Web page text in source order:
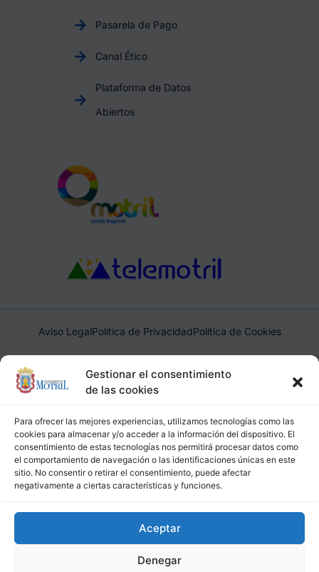
Gestionar el consentimiento
de las cookies
Para ofrecer las mejores experiencias, utilizamos tecnologías como las
cookies para almacenar y/o acceder a la información del dispositivo. El
consentimiento de estas tecnologías nos permitirá procesar datos como
el comportamiento de navegación o las identificaciones únicas en este
sitio. No consentir o retirar el consentimiento, puede afectar
negativamente a ciertas características y funciones.
Aceptar
Denegar
Pasarela de Pago
Canal Ético
Plataforma de Datos
Abiertos
Aviso LegalPolítica de PrivacidadPolítica de Cookies
Ayuntamiento de Motril, Plaza de España, 1, 18600, Motril,
(Granada), CIF: P1814200J, DIR3: L01181400